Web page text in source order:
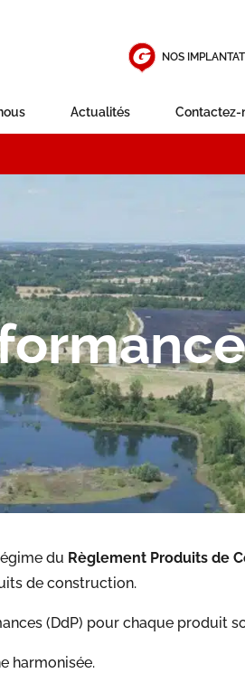
NOS
Actualités Contactez-
du Règlement Produits de
de construction.
(DdP) pour chaque produit
harmonisée.